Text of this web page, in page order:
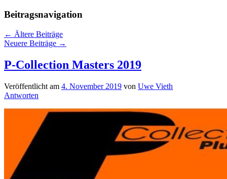
Beitragsnavigation
← Ältere Beiträge
Neuere Beiträge →
P-Collection Masters 2019
Veröffentlicht am 4. November 2019 von Uwe Vieth
Antworten